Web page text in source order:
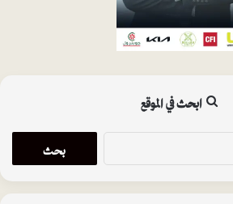
ابحث في الموقع
البحث
عن: